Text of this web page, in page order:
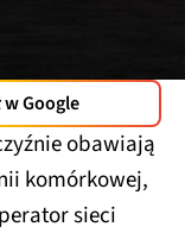
Google
obawiają
komórkowej,
sieci